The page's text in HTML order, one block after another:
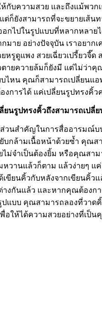
กับความสวย และถึงแม้พวก
ต่ก็ยังสามารถที่จะขยายเส้น
กไปในรูปแบบที่หลากหลายไ
มาย อย่างปัจจุบัน เราอยาก
หรูดูแพง สวยเฉี่ยวเปรี้ยวจี๊ด
ายควายล้มก็ยังมี แต่ไม่ว่าคุ
บไหน คุณก็สามารถเปลี่ยนแ
งการได้ แค่เปลี่ยนรูปทรงคิ้ว
ยนรูปทรงคิ้วถึงสามารถเปลี่
ส่วนสำคัญในการสื่ออารมณ์บ
บกล้ามเนื้อหน้าด้วยซ้ำ คุณส
ไม่จำเป็นต้องยิ้ม หรือคุณสา
หวานแล้วก็ตาม แล้วง่ายๆ แ
ขียนคิ้วกับหลังจากเขียนคิ้ว
างกันแล้ว และหากคุณต้องก
ปแบบ คุณสามารถลองที่วาด
พื่อให้ได้ความสวยอย่างที่เป็น